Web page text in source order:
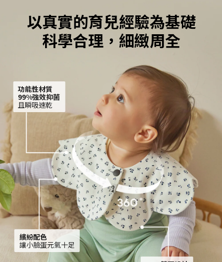
以真實的育兒經驗為基礎
科學合理，細緻周全
功能性材質
99%強效抑菌
且瞬吸速乾
繽紛配色
讓小臉蛋元氣十足